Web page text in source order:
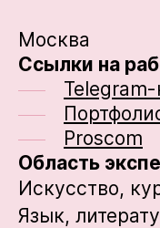
Москва
Ссылки на
Proscom
Область
Искусство,
Язык,